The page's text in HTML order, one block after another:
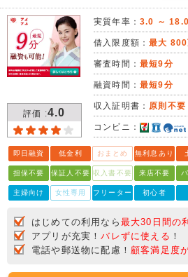
評価 :4.0
実質年率： 3.0 ～
借入限度額：最大 800
審査時間： 最短9分
融資時間： 最短9分
収入証明書： 原則不要
コンビニ：
即日融資 低金利 おまとめ 無利息あり
担保不要 保証人不要 収入書不要 来店不要
主婦向け 女性専用 フリーター 初心者
はじめての利用なら 最大30日間の
アプリが充実！バレずに使える ！
電話や郵送物に配慮！ 顧客満足度